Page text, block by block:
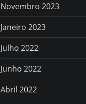
Novembro 2023
Janeiro 2023
Julho 2022
Junho 2022
Abril 2022